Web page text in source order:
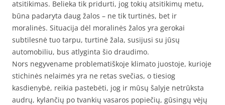
atsitikimas. Belieka tik pridurti, jog tokių atsitikimų metu,
būna padaryta daug žalos – ne tik turtinės, bet ir
moralinės. Situacija dėl moralinės žalos yra gerokai
subtilesnė tuo tarpu, turtinė žala, susijusi su jūsų
automobiliu, bus atlyginta šio draudimo.
Nors negyvename problematiškoje klimato juostoje, kurioje
stichinės nelaimės yra ne retas svečias, o tiesiog
kasdienybė, reikia pastebėti, jog ir mūsų šalyje netrūksta
audrų, kylančių po tvankių vasaros popiečių, gūsingų vėjų